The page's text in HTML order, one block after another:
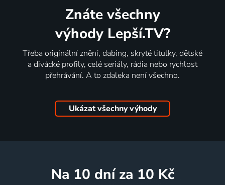
Znáte všechny
výhody Lepší.TV?
Třeba originální znění, dabing, skryté titulky, dětské
a divácké profily, celé seriály, rádia nebo rychlost
přehrávání. A to zdaleka není všechno.
Ukázat všechny výhody
na 10 dní za 10 Kč